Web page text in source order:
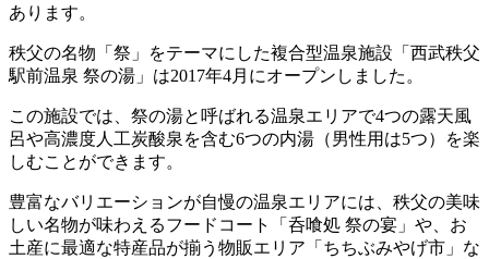
あります。
秩父の名物「祭」をテーマにした複合型温泉施設「西武秩父
駅前温泉 祭の湯」は2017年4月にオープンしました。
この施設では、祭の湯と呼ばれる温泉エリアで4つの露天風
呂や高濃度人工炭酸泉を含む6つの内湯（男性用は5つ）を楽
しむことができます。
豊富なバリエーションが自慢の温泉エリアには、秩父の美味
しい名物が味わえるフードコート「呑喰処 祭の宴」や、お
土産に最適な特産品が揃う物販エリア「ちちぶみやげ市」な